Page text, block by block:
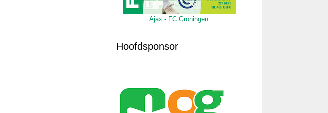
Ajax - FC Groningen
Hoofdsponsor